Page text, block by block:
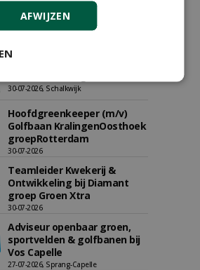
Groeiplaats specialist bij
Boomtotaalzorg32-40 uur
30-07-2026, Schalkwijk
Hoofdgreenkeeper (m/v)
Golfbaan KralingenOosthoek
groepRotterdam
30-07-2026
Teamleider Kwekerij &
Ontwikkeling bij Diamant
groep Groen Xtra
30-07-2026
Adviseur openbaar groen,
sportvelden & golfbanen bij
Vos Capelle
27-07-2026, Sprang-Capelle
AFWIJZEN